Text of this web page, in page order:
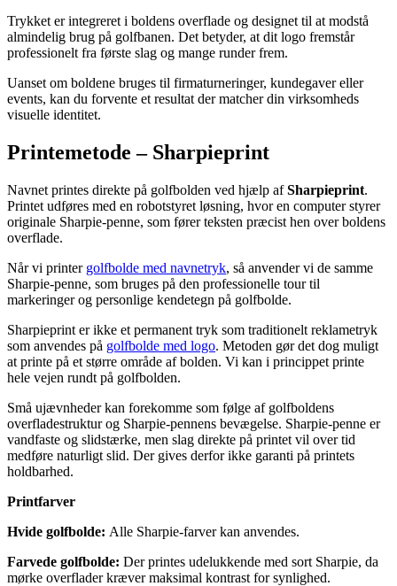
Trykket er integreret i boldens overflade og designet til at modstå
almindelig brug på golfbanen. Det betyder, at dit logo fremstår
professionelt fra første slag og mange runder frem.
Uanset om boldene bruges til firmaturneringer, kundegaver eller
events, kan du forvente et resultat der matcher din virksomheds
visuelle identitet.
Printemetode – Sharpieprint
Navnet printes direkte på golfbolden ved hjælp afSharpieprint.
Printet udføres med en robotstyret løsning, hvor en computer styrer
originale Sharpie-penne, som fører teksten præcist hen over boldens
overflade.
Når vi printer golfbolde med navnetryk, så anvender vi de samme
Sharpie-penne, som bruges på den professionelle tour til
markeringer og personlige kendetegn på golfbolde.
Sharpieprint er ikke et permanent tryk som traditionelt reklametryk
som anvendes på golfbolde med logo. Metoden gør det dog muligt
at printe på et større område af bolden. Vi kan i princippet printe
hele vejen rundt på golfbolden.
Små ujævnheder kan forekomme som følge af golfboldens
overfladestruktur og Sharpie-pennens bevægelse. Sharpie-penne er
vandfaste og slidstærke, men slag direkte på printet vil over tid
medføre naturligt slid. Der gives derfor ikke garanti på printets
holdbarhed.
Printfarver
Hvide golfbolde: Alle Sharpie-farver kan anvendes.
Farvede golfbolde: Der printes udelukkende med sort Sharpie, da
mørke overflader kræver maksimal kontrast for synlighed.